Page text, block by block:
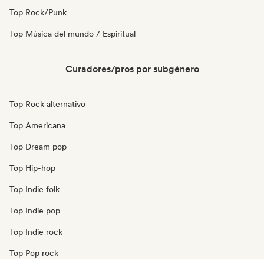
Top Rock/Punk
Top Música del mundo / Espiritual
Curadores/pros por subgénero
Top Rock alternativo
Top Americana
Top Dream pop
Top Hip-hop
Top Indie folk
Top Indie pop
Top Indie rock
Top Pop rock